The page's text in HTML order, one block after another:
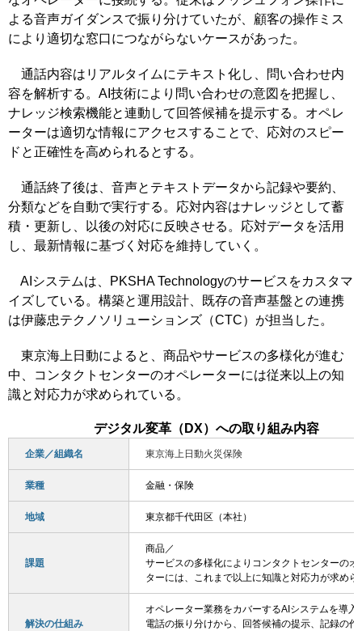
よる音声ガイダンスで振り分けていたが、顧客の操作ミス
により適切な窓口につながらないケースがあった。
通話内容はリアルタイムにテキスト化し、問い合わせ内
容を解析する。AI技術により問い合わせの意図を把握し、
ナレッジ検索機能と連動して回答候補を提示する。オペレ
ーターは適切な情報にアクセスすることで、応対のスピー
ドと正確性を高められるとする。
通話終了後は、音声とテキストデータから記録や要約、
分類などを自動で実行する。応対内容はナレッジとして蓄
積・更新し、以後の対応に反映させる。応対データを活用
し、最新情報に基づく対応を維持していく。
AIシステムは、PKSHA Technologyのサービスをカスタマ
イズしている。構築と運用設計、既存の音声基盤との連携
は伊藤忠テクノソリューションズ（CTC）が担当した。
東京海上日動によると、商品やサービスの多様化が進む
中、コンタクトセンターのオペレーターには従来以上の知
識と対応力が求められている。
デジタル変革（DX）への取り組み内容
企業／組織名 東京海上日動火災保険
業種 金融・保険
地域 東京都千代田区（本社）
課題
商品／
サービスの多様化によりコンタクトセンターのオ
ターには、これまで以上に知識と対応力が求めら
解決の仕組み
オペレーター業務をカバーするAIシステムを導入
電話の振り分けから、回答候補の提示、記録の作